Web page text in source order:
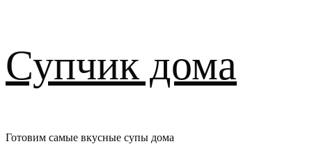
к
содержимому
Супчик дома
Готовим самые вкусные супы дома